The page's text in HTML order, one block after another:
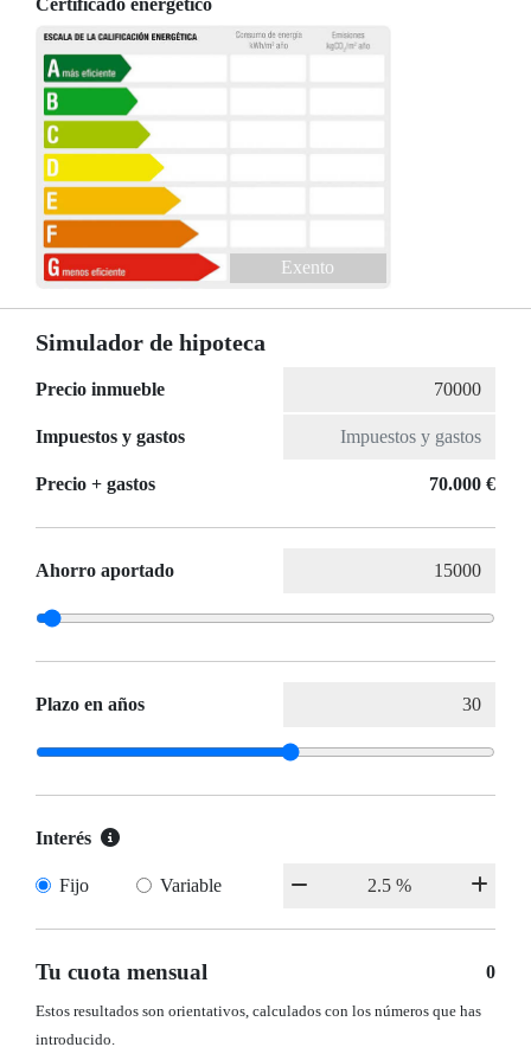
Certificado energético
Exento
Simulador de hipoteca
Precio inmueble
Impuestos y gastos
Precio + gastos 70.000 €
Ahorro aportado
Plazo en años
Interés
Fijo Variable
Tu cuota mensual 0
Estos resultados son orientativos, calculados con los números que has
introducido.